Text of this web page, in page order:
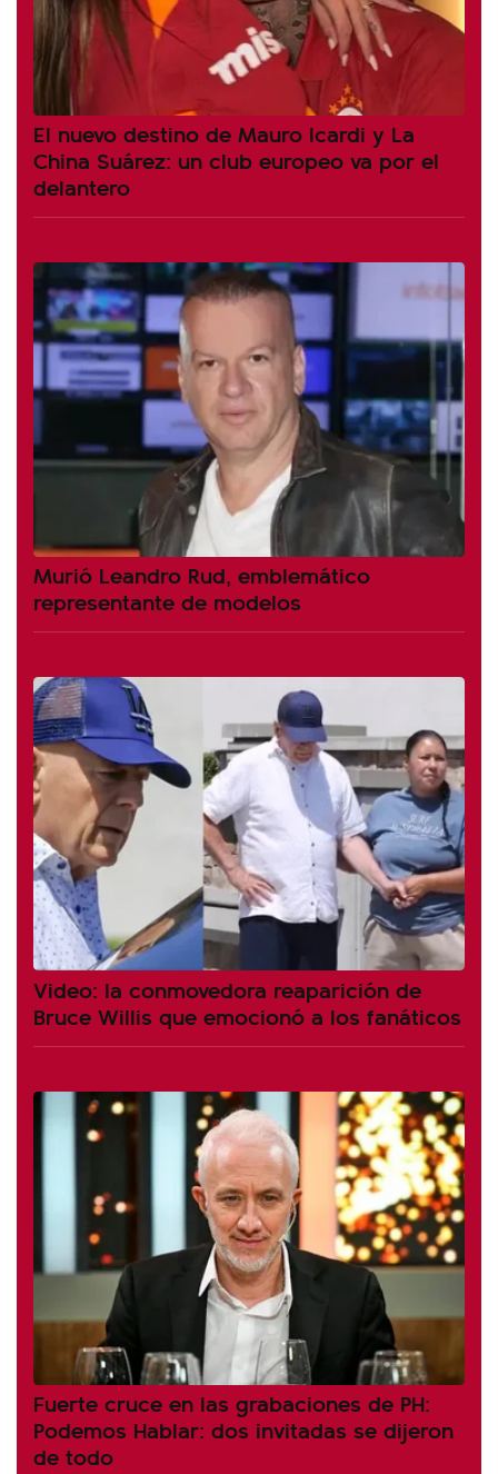
El nuevo destino de Mauro Icardi y La
China Suárez: un club europeo va por el
delantero
Murió Leandro Rud, emblemático
representante de modelos
Video: la conmovedora reaparición de
Bruce Willis que emocionó a los fanáticos
Fuerte cruce en las grabaciones de PH:
Podemos Hablar: dos invitadas se dijeron
de todo